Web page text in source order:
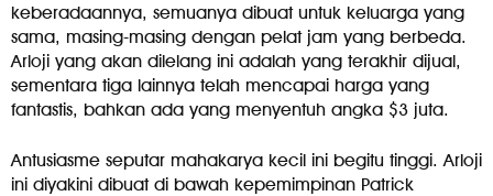
keberadaannya, semuanya dibuat untuk keluarga yang
sama, masing-masing dengan pelat jam yang berbeda.
Arloji yang akan dilelang ini adalah yang terakhir dijual,
sementara tiga lainnya telah mencapai harga yang
fantastis, bahkan ada yang menyentuh angka $3 juta.
Antusiasme seputar mahakarya kecil ini begitu tinggi. Arloji
ini diyakini dibuat di bawah kepemimpinan Patrick